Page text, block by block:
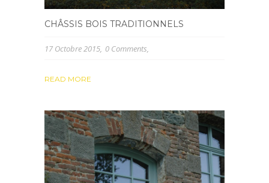
CHÂSSIS BOIS TRADITIONNELS
17 Octobre 2015 0 Comments
READ MORE